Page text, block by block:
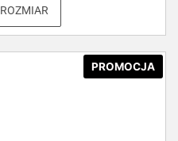
PROMOCJA